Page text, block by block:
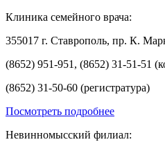
Клиника семейного врача:
355017 г. Ставрополь, пр. К.
(8652) 951-951, (8652) 31-51-51
(8652) 31-50-60 (регистратура)
Посмотреть подробнее
Невинномысский филиал: